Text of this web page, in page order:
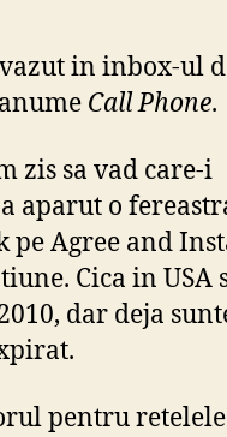
in inbox-ul
Call Phone.
zis sa vad care-i
aparut o
pe Agree and
Cica in USA
dar deja
pentru